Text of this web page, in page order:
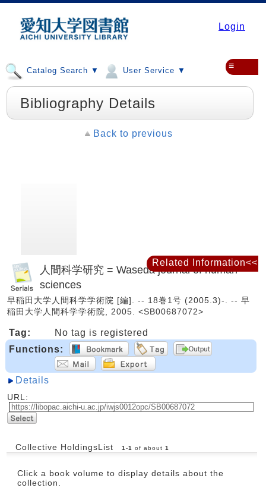
Login
Catalog Search ▼ User Service ▼ ≡
Bibliography Details
Back to previous
人間科学研究 = Waseda journal of human
sciences
早稲田大学人間科学学術院 [編]. -- 18巻1号 (2005.3)-. -- 早
稲田大学人間科学学術院, 2005. <SB00687072>
Tag:
No tag is registered
Functions:
Details
URL:
Collective HoldingsList 1 -1 of about 1
Click a book volume to display details about the
collection.
Related Information<<